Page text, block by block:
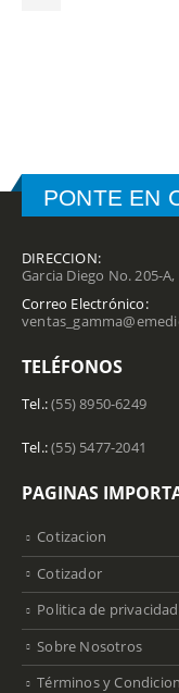
PONTE EN
DIRECCION:
Garcia Diego No. 205-
Correo Electrónico:
TELÉFONOS
Tel.:(55) 8950-6249
Tel.:(55) 5477-2041
PAGINAS
Cotizacion
Cotizador
Politica de privacidad
Sobre Nosotros
Términos y